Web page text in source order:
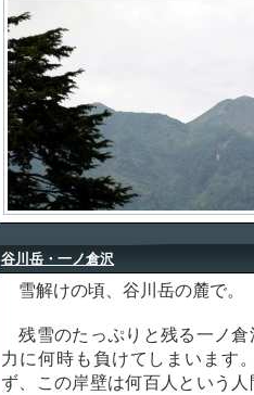
谷川岳・一ノ倉沢
雪解けの頃、谷川岳の麓で。
残雪のたっぷりと残る一ノ倉
力に何時も負けてしまいます
ず、この岸壁は何百人という